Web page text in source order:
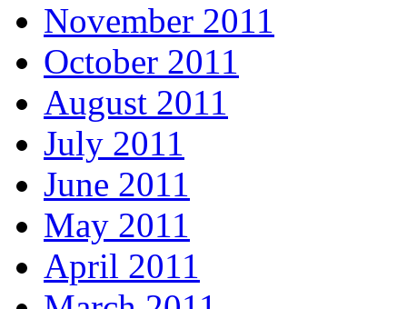
November 2011
October 2011
August 2011
July 2011
June 2011
May 2011
April 2011